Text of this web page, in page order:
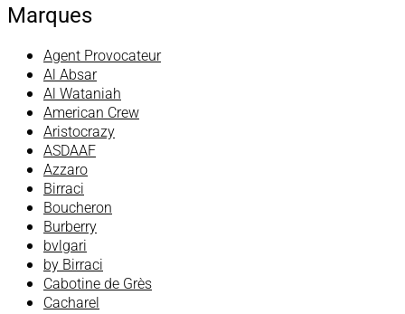
Marques
Agent Provocateur
Al Absar
Al Wataniah
American Crew
Aristocrazy
ASDAAF
Azzaro
Birraci
Boucheron
Burberry
bvlgari
by Birraci
Cabotine de Grès
Cacharel